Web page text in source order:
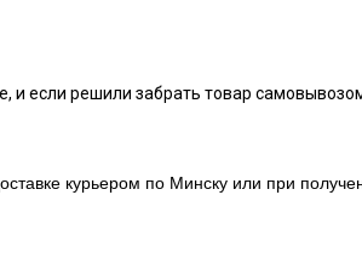
если решили забрать товар
курьером по Минску или при